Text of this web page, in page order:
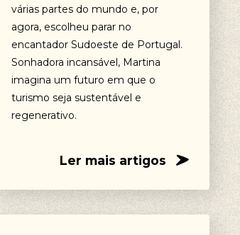
várias partes do mundo e, por
agora, escolheu parar no
encantador Sudoeste de Portugal.
Sonhadora incansável, Martina
imagina um futuro em que o
turismo seja sustentável e
regenerativo.
Ler mais artigos